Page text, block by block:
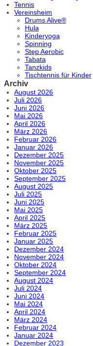
Tennis
Vereinsheim
Drums Alive®
Hula
Kinderyoga
Spinning
Step Aerobic
Tabata
Tanzkids
Tischtennis für Kinder
Archiv
August 2026
Juli 2026
Juni 2026
Mai 2026
April 2026
März 2026
Februar 2026
Januar 2026
Dezember 2025
November 2025
Oktober 2025
September 2025
August 2025
Juli 2025
Juni 2025
Mai 2025
April 2025
März 2025
Februar 2025
Januar 2025
Dezember 2024
November 2024
Oktober 2024
September 2024
August 2024
Juli 2024
Juni 2024
Mai 2024
April 2024
März 2024
Februar 2024
Januar 2024
Dezember 2023